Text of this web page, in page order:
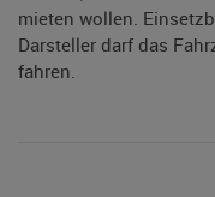
mieten wollen.
Darsteller darf das
fahren.